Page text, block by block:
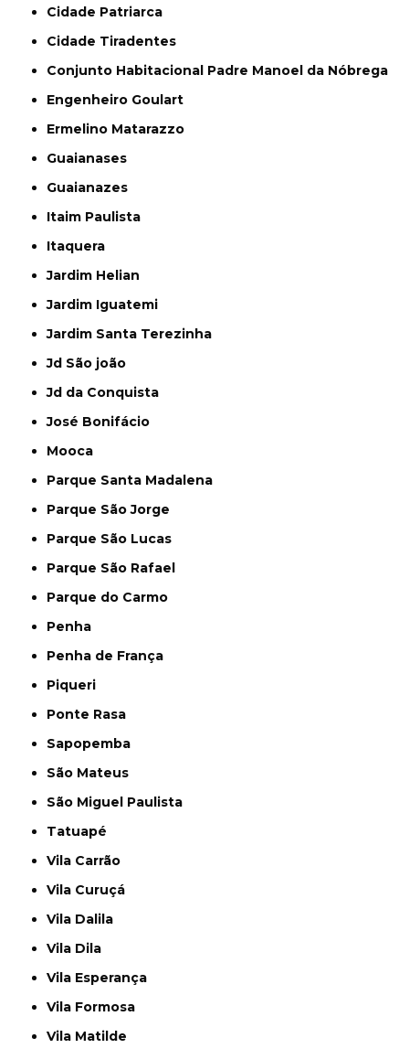
Cidade Patriarca
Cidade Tiradentes
Conjunto Habitacional Padre Manoel da Nóbrega
Engenheiro Goulart
Ermelino Matarazzo
Guaianases
Guaianazes
Itaim Paulista
Itaquera
Jardim Helian
Jardim Iguatemi
Jardim Santa Terezinha
Jd São joão
Jd da Conquista
José Bonifácio
Mooca
Parque Santa Madalena
Parque São Jorge
Parque São Lucas
Parque São Rafael
Parque do Carmo
Penha
Penha de França
Piqueri
Ponte Rasa
Sapopemba
São Mateus
São Miguel Paulista
Tatuapé
Vila Carrão
Vila Curuçá
Vila Dalila
Vila Dila
Vila Esperança
Vila Formosa
Vila Matilde